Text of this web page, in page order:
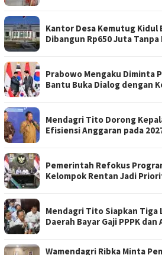
Kantor Desa Kemutug Kidul
Dibangun Rp650 Juta Tanpa
Prabowo Mengaku Diminta
Bantu Buka Dialog dengan
Mendagri Tito Dorong
Efisiensi Anggaran pada
Pemerintah Refokus
Kelompok Rentan Jadi
Mendagri Tito Siapkan Tiga
Daerah Bayar Gaji PPPK dan
Wamendagri Ribka Minta